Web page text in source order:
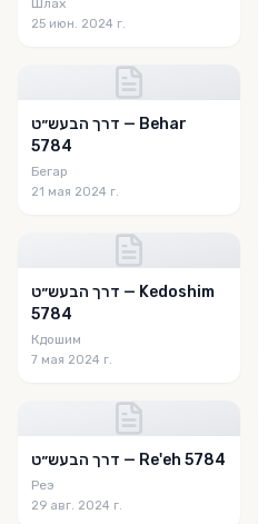
25 июн. 2024 г.
דרך הבעש״ט — Behar
5784
Бегар
21 мая 2024 г.
דרך הבעש״ט — Kedoshim
5784
Кдошим
7 мая 2024 г.
דרך הבעש״ט — Re'eh 5784
Реэ
29 авг. 2024 г.